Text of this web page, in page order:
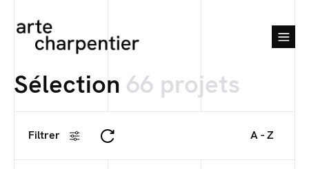
Sélection 66 projets
Filtrer A - Z